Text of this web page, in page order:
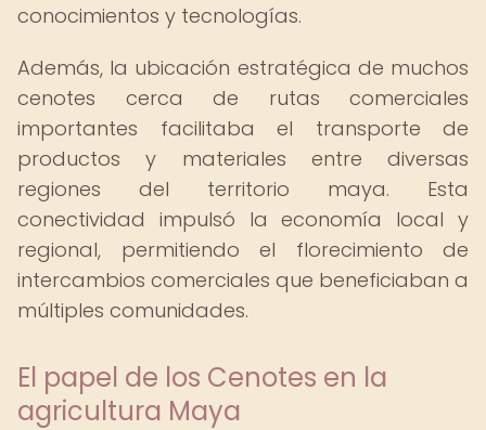
conocimientos y tecnologías.
Además, la ubicación estratégica de muchos
cenotes cerca de rutas comerciales
importantes facilitaba el transporte de
productos y materiales entre diversas
regiones del territorio maya. Esta
conectividad impulsó la economía local y
regional, permitiendo el florecimiento de
intercambios comerciales que beneficiaban a
múltiples comunidades.
El papel de los Cenotes en la
agricultura Maya